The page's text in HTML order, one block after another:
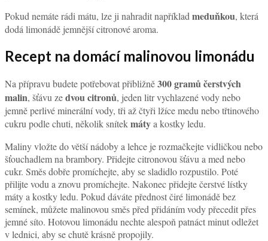
Pokud nemáte rádi mátu, lze ji nahradit například meduňkou, která
dodá limonádě jemnější citronové aroma.
Recept na domácí malinovou limonádu
Na přípravu budete potřebovat přibližně300 gramů čerstvých
malin, šťávu zedvou citronů, jeden litr vychlazené vody nebo
jemně perlivé minerální vody, tři až čtyři lžíce medu nebo třtinového
cukru podle chuti, několik snítekmátya kostky ledu.
Maliny vložte do větší nádoby a lehce je rozmačkejte vidličkou nebo
šťouchadlem na brambory. Přidejte citronovou šťávu a med nebo
cukr. Směs dobře promíchejte, aby se sladidlo rozpustilo. Poté
přilijte vodu a znovu promíchejte. Nakonec přidejte čerstvé lístky
máty a kostky ledu. Pokud dáváte přednost čiré limonádě bez
semínek, můžete malinovou směs před přidáním vody přecedit přes
jemné síto. Hotovou limonádu nechte alespoň patnáct minut odležet
v lednici, aby se chutě krásně propojily.